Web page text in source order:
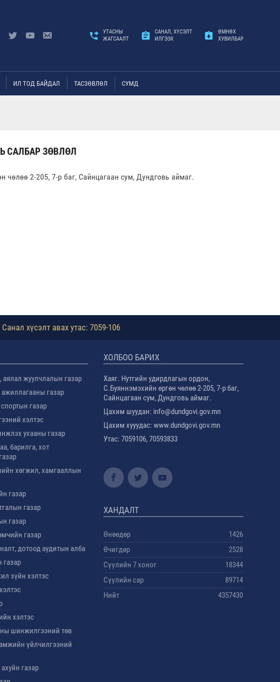
УТАСНЫ
ЖАГСААЛТ
САНАЛ, ХҮСЭЛТ
ИЛГЭЭХ
ӨМНӨХ
ХУВИЛБАР
ИЛ ТОД БАЙДАЛ ТАСЗӨВЛӨЛ СУМД
САЛБАР ЗӨВЛӨЛ
чөлөө 2-205, 7-р баг, Сайнцагаан сум, Дундговь аймаг.
хүсэлт авах утас: 7059-106
аялал жуулчлалын газар
газар
газар
хэлтэс
ухааны газар
барилга, хот
хөгжил, хамгааллын
газар
газар
газар
газар
дотоод аудитын алба
газар
зүйн хэлтэс
хэлтэс
шинжилгээний төв
үйлчилгээний
газар
ХОЛБОО БАРИХ
Хаяг. Нутгийн удирдлагын ордон,
С.Буяннэмэхийн өргөн чөлөө 2-205, 7-р баг,
Сайнцагаан сум, Дундговь аймаг.
Цахим шуудан: info@dundgovi.gov.mn
Цахим хууудас: www.dundgovi.gov.mn
Утас: 7059106, 70593833
ХАНДАЛТ
Өнөөдөр
1426
Өчигдөр
2528
Сүүлийн 7 хоног
18344
Сүүлийн сар
89714
Нийт
4357430